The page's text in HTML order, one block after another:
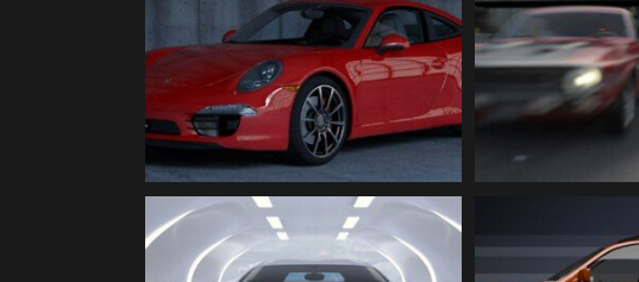
PORSCHE 911 red | 3D
Illustration
RACE |